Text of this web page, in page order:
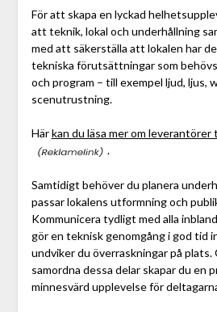
För att skapa en lyckad
att teknik, lokal och underhållning
med att säkerställa att lokalen har
tekniska förutsättningar som
och program – till exempel ljud, ljus,
scenutrustning.
Härkan du läsa mer om leverantörer
.
Samtidigt behöver du planera
passar lokalens utformning och
Kommunicera tydligt med alla
gör en teknisk genomgång i god tid
undviker du överraskningar på
samordna dessa delar skapar du en
minnesvärd upplevelse för